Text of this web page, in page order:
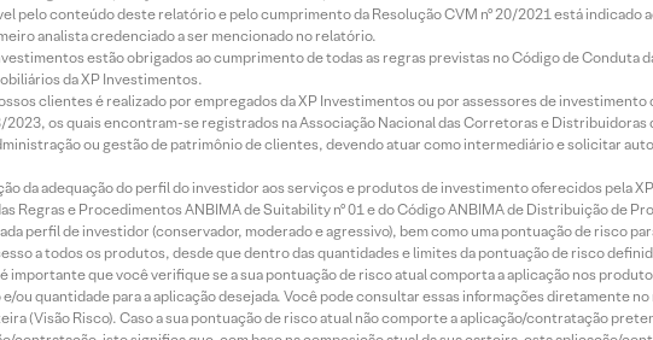
pelo conteúdo deste relatório e pelo cumprimento da Resolução CVM nº 20/2021 está indicado
analista credenciado a ser mencionado no relatório.
estão obrigados ao cumprimento de todas as regras previstas no Código de Conduta
da XP Investimentos.
clientes é realizado por empregados da XP Investimentos ou por assessores de investimento
2023, os quais encontram-se registrados na Associação Nacional das Corretoras e
ou gestão de patrimônio de clientes, devendo atuar como intermediário e solicitar
da adequação do perfil do investidor aos serviços e produtos de investimento oferecidos pela
Regras e Procedimentos ANBIMA de Suitability nº 01 e do Código ANBIMA de Distribuição de
perfil de investidor (conservador, moderado e agressivo), bem como uma pontuação de risco
a todos os produtos, desde que dentro das quantidades e limites da pontuação de risco
importante que você verifique se a sua pontuação de risco atual comporta a aplicação nos
ou quantidade para a aplicação desejada. Você pode consultar essas informações diretamente
(Visão Risco). Caso a sua pontuação de risco atual não comporte a aplicação/contratação